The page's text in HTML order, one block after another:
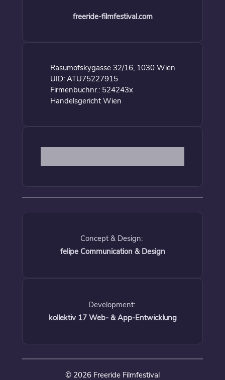
freeride-filmfestival.com
Rasumofskygasse 32/16, 1030 Wien
UID: ATU75227915
Firmenbuchnr.: 524243x
Handelsgericht Wien
Concept & Design:
felipe Communication & Design
Development:
kollektiv 17 Web- & App-Entwicklung
© 2026 Freeride Filmfestival